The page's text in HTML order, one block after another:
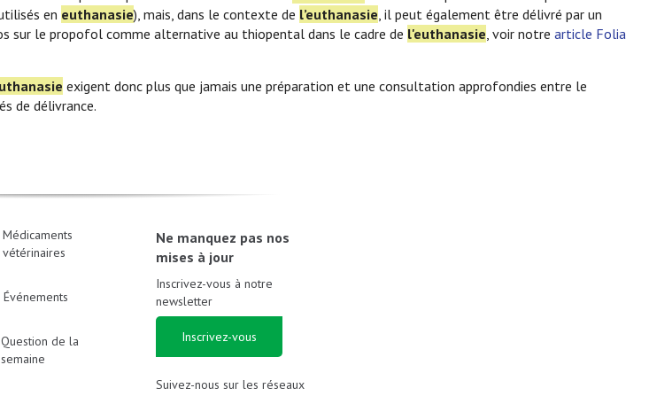
en euthanasie), mais, dans le contexte de l’euthanasie, il peut également être délivré par un
sur le propofol comme alternative au thiopental dans le cadre de l'euthanasie, voir notre article Folia
exigent donc plus que jamais une préparation et une consultation approfondies entre le
de délivrance.
Médicaments
vétérinaires
Événements
Question de la
semaine
Ne manquez pas nos
mises à jour
Inscrivez-vous à notre
newsletter
Inscrivez-vous
Suivez-nous sur les réseaux